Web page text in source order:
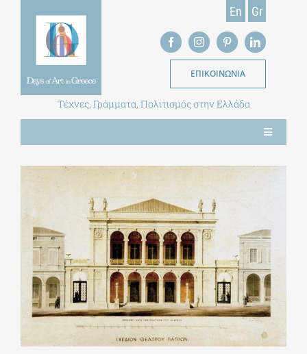
En Gr
ΕΠΙΚΟΙΝΩΝΙΑ
Τέχνες, Γράμματα, Πολιτισμός στην Ελλάδα
Toggle
Navigation
ΝΕΑ
ΕΝΤΥΠΗ ΕΚΔΟΣΗ
ΒΙΒΛΙΟΘΗΚΗ
ΜΕΤΑΠΤΥΧΙΑΚΑ
ΔΙΔΑΚΤΟΡΙΚΑ